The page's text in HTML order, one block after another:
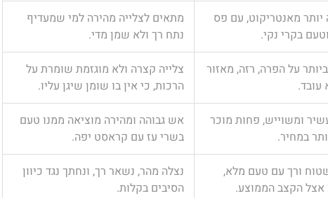
יותר מאנטריקוט, עם פס
בקרי נקי.
מתאים לצלייה מהירה למי שמעדיף
נתח רך ולא שמן מדי.
על הפרה, רזה, מאזור
צלייה קצרה ולא מוגזמת שומרת על
הרכות, כי אין בו שומן שיגן עליו.
ומשוייש, פחות מוכר
במחיר.
אש גבוהה ומהירה מוציאה ממנו טעם
בשרי עז עם קראסט יפה.
ורך עם טעם מלא,
אצל הקצב הממוצע.
נצלה מהר, נשאר רך, ונחתך נגד כיוון
הסיבים בקלות.